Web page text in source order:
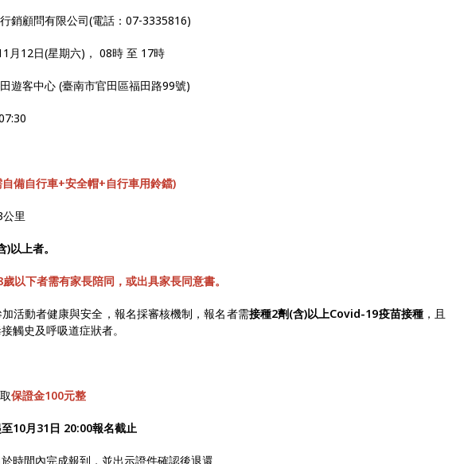
銷顧問有限公司(電話：07-3335816)
月12日(星期六)， 08時 至 17時
遊客中心 (臺南市官田區福田路99號)
自備自行車+安全帽+自行車用鈴鐺)
里
)以上者。
歲以下者需有家長陪同，或出具家長同意書。
活動者健康與安全，報名採審核機制，報名者需接種2劑(含)以上Covid-19疫苗接種，且
觸史及呼吸道症狀者。
保證金100元整
10月31日 20:00報名截止
時間內完成報到，並出示證件確認後退還